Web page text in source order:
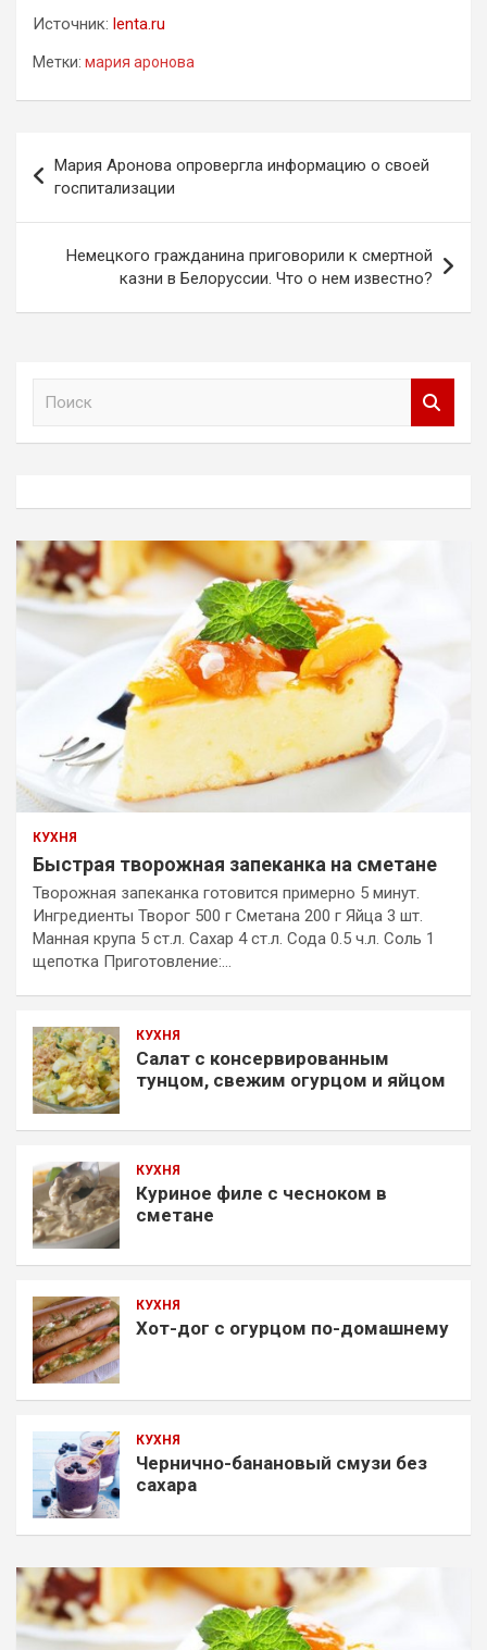
Источник: lenta.ru
Метки: мария аронова
по
записям
Мария Аронова опровергла информацию о своей
госпитализации
Немецкого гражданина приговорили к смертной
казни в Белоруссии. Что о нем известно?
КУХНЯ
Быстрая творожная запеканка на сметане
Творожная запеканка готовится примерно 5 минут.
Ингредиенты Творог 500 г Сметана 200 г Яйца 3 шт.
Манная крупа 5 ст.л. Сахар 4 ст.л. Сода 0.5 ч.л. Соль 1
щепотка Приготовление:…
КУХНЯ
Салат с консервированным
тунцом, свежим огурцом и яйцом
КУХНЯ
Куриное филе с чесноком в
сметане
КУХНЯ
Хот-дог с огурцом по-домашнему
КУХНЯ
Чернично-банановый смузи без
сахара